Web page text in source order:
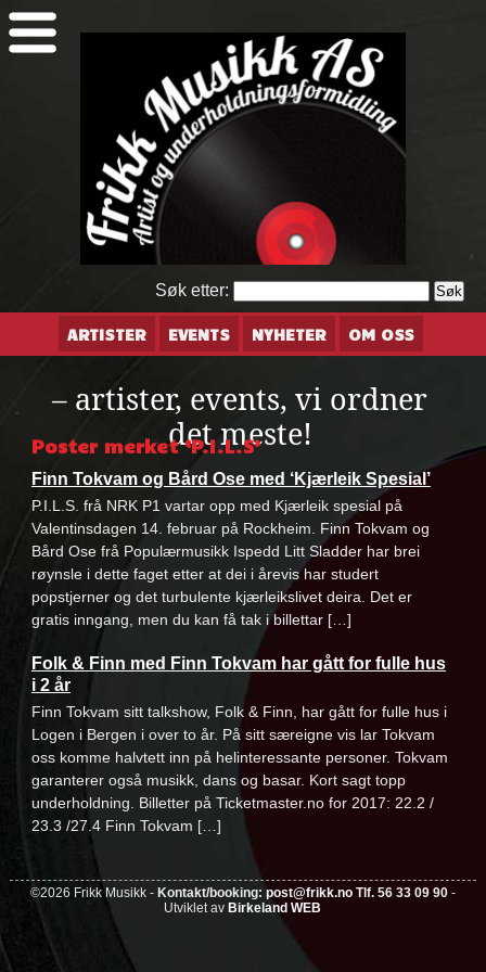
Søk etter:
ARTISTER EVENTS NYHETER OM OSS
– artister, events, vi ordner
det meste!
Poster merket ‘P.I.L.S’
Finn Tokvam og Bård Ose med ‘Kjærleik Spesial’
P.I.L.S. frå NRK P1 vartar opp med Kjærleik spesial på
Valentinsdagen 14. februar på Rockheim. Finn Tokvam og
Bård Ose frå Populærmusikk Ispedd Litt Sladder har brei
røynsle i dette faget etter at dei i årevis har studert
popstjerner og det turbulente kjærleikslivet deira. Det er
gratis inngang, men du kan få tak i billettar […]
Folk & Finn med Finn Tokvam har gått for fulle hus
i 2 år
Finn Tokvam sitt talkshow, Folk & Finn, har gått for fulle hus i
Logen i Bergen i over to år. På sitt særeigne vis lar Tokvam
oss komme halvtett inn på helinteressante personer. Tokvam
garanterer også musikk, dans og basar. Kort sagt topp
underholdning. Billetter på Ticketmaster.no for 2017: 22.2 /
23.3 /27.4 Finn Tokvam […]
©2026 Frikk Musikk - Kontakt/booking: post@frikk.noTlf. 56 33 09 90-
Utviklet av Birkeland WEB